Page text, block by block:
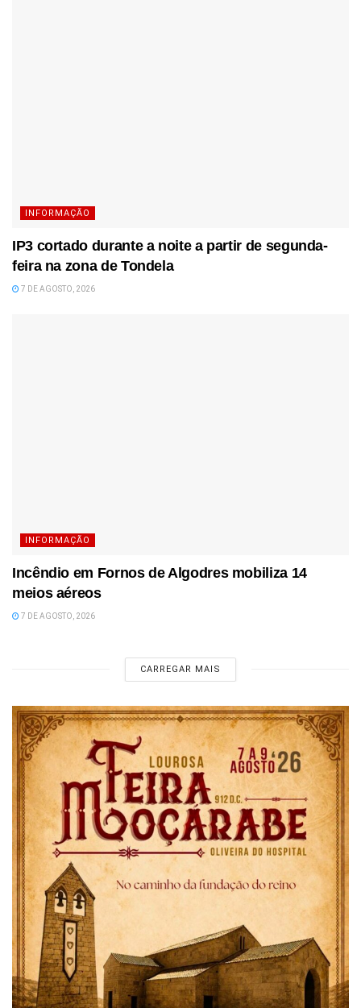
INFORMAÇÃO
IP3 cortado durante a noite a partir de segunda-
feira na zona de Tondela
7 DE AGOSTO, 2026
INFORMAÇÃO
Incêndio em Fornos de Algodres mobiliza 14
meios aéreos
7 DE AGOSTO, 2026
CARREGAR MAIS